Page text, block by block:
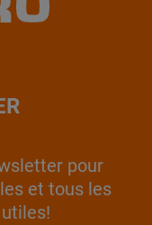
pour
et tous les